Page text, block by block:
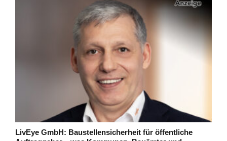
LivEye GmbH: Baustellensicherheit für öffentliche